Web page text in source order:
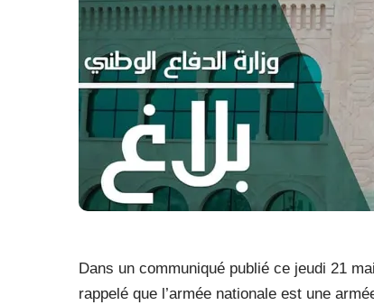
Dans un communiqué publié ce jeudi 21
rappelé que l’armée nationale est une